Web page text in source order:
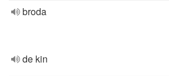
broda
de kin